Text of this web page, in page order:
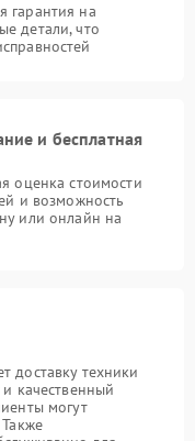
гарантия на
детали, что
и бесплатная
оценка стоимости
и возможность
или онлайн на
доставку техники
качественный
могут